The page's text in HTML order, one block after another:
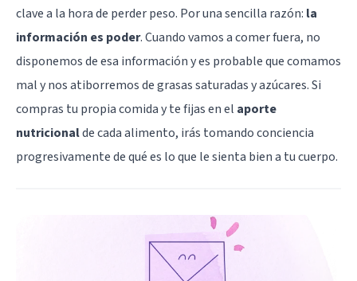
clave a la hora de perder peso. Por una sencilla razón: la
información es poder. Cuando vamos a comer fuera, no
disponemos de esa información y es probable que comamos
mal y nos atiborremos de grasas saturadas y azúcares. Si
compras tu propia comida y te fijas en el aporte
nutricionalde cada alimento, irás tomando conciencia
progresivamente de qué es lo que le sienta bien a tu cuerpo.